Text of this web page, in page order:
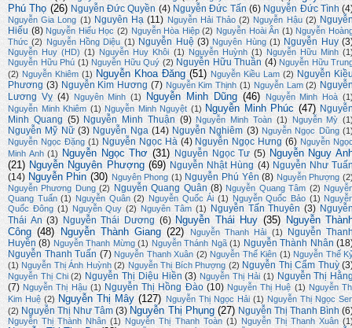
Phú Thọ (26) Nguyễn Đức Quyền (4) Nguyễn Đức Tấn (6) Nguyễn Đức Tình
Nguyễn Gia Long (1) Nguyên Hạ (11) Nguyễn Hải Thảo (2) Nguyễn Hậu (2)
Hiếu (8) Nguyễn Hiếu Học (2) Nguyễn Hòa Hiệp (2) Nguyễn Hoài Ân (1) Nguyễn
Thức (2) Nguyễn Hồng Diệu (1) Nguyễn Huệ (3) Nguyên Hùng (1) Nguyễn Huy
Nguyễn Huy (HD) (1) Nguyễn Huy Khôi (1) Nguyễn Huỳnh (1) Nguyễn Hữu Minh
Nguyễn Hữu Phú (1) Nguyễn Hữu Quý (2) Nguyễn Hữu Thuần (4) Nguyễn Hữu
(2) Nguyễn Khiêm (1) Nguyễn Khoa Đăng (51) Nguyễn Kiều Lam (2) Nguyễn
Phương (3) Nguyễn Kim Hương (7) Nguyễn Kim Thịnh (1) Nguyễn Lam (2)
Lương Vỵ (4) Nguyên Minh (1) Nguyễn Minh Dũng (46) Nguyễn Minh Hoà
Nguyễn Minh Khiêm (1) Nguyễn Minh Nguyệt (1) Nguyễn Minh Phúc (47)
Minh Quang (5) Nguyễn Minh Thuận (9) Nguyễn Minh Toàn (1) Nguyễn Mỳ
Nguyễn Mỹ Nữ (3) Nguyễn Nga (14) Nguyễn Nghiêm (3) Nguyễn Ngọc Dũng
Nguyễn Ngọc Đặng (1) Nguyễn Ngọc Hà (4) Nguyễn Ngọc Hưng (6) Nguyễn
Minh Anh (1) Nguyễn Ngọc Thơ (31) Nguyễn Ngọc Tư (5) Nguyễn Nguy
(21) Nguyễn Nguyên Phượng (69) Nguyễn Nhật Hùng (4) Nguyễn Như
(14) Nguyễn Phin (30) Nguyên Phong (1) Nguyễn Phú Yên (8) Nguyễn Phượng
Nguyễn Phương Dung (2) Nguyễn Quang Quân (8) Nguyễn Quang Tâm (2)
Quang Tuấn (1) Nguyễn Quân (2) Nguyễn Quốc Ái (1) Nguyễn Quốc Bảo (1)
Quốc Đông (1) Nguyễn Quy (2) Nguyên Tâm (1) Nguyễn Tấn Thuyên (3)
Thái An (3) Nguyễn Thái Dương (6) Nguyễn Thái Huy (35)
Nguyễn
Công (48) Nguyễn Thành Giang (22) Nguyễn Thanh Hải (1)
Nguyễn
Huyền (8) Nguyễn Thanh Mừng (1) Nguyễn Thánh Ngã (1) Nguyễn Thành Nhân
Nguyễn Thanh Tuấn (7) Nguyễn Thanh Xuân (2) Nguyễn Thế Kiên (1) Nguyễn Thế
(1) Nguyễn Thị Ánh Huỳnh (2) Nguyễn Thị Bích Phượng (2) Nguyễn Thị Cẩm Thuỳ
Nguyễn Thị Chi (2) Nguyễn Thị Diệu Hiền (3) Nguyễn Thị Hải (1) Nguyễn Thị
(7) Nguyễn Thị Hậu (1) Nguyễn Thị Hồng Đào (10) Nguyễn Thị Huệ (1) Nguyễn
Kim Huệ (2) Nguyễn Thị Mây (127) Nguyễn Thị Ngọc Hải (1) Nguyễn Thị Ngọc
(2) Nguyễn Thị Như Tâm (3) Nguyễn Thị Phụng (27) Nguyễn Thị Thanh Bình
Nguyễn Thị Thành Nhân (1) Nguyễn Thị Thanh Toàn (1) Nguyễn Thị Thanh Xuân